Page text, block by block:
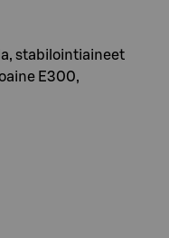
stabilointiaineet
E300,